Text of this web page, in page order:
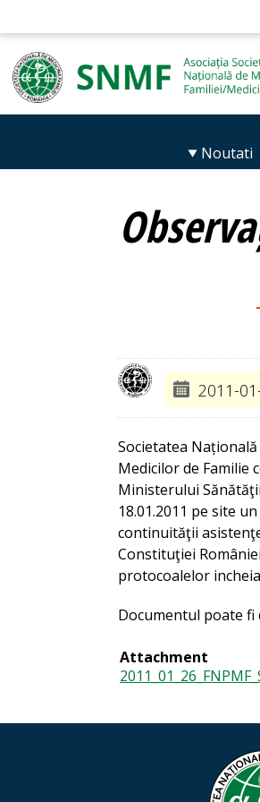
Noutati
2011-
Societatea
Medicilor de Familie
Ministerului
18.01.2011 pe site
continuităţii
Constituţiei
protocoalelor
Documentul poate fi
Attachment